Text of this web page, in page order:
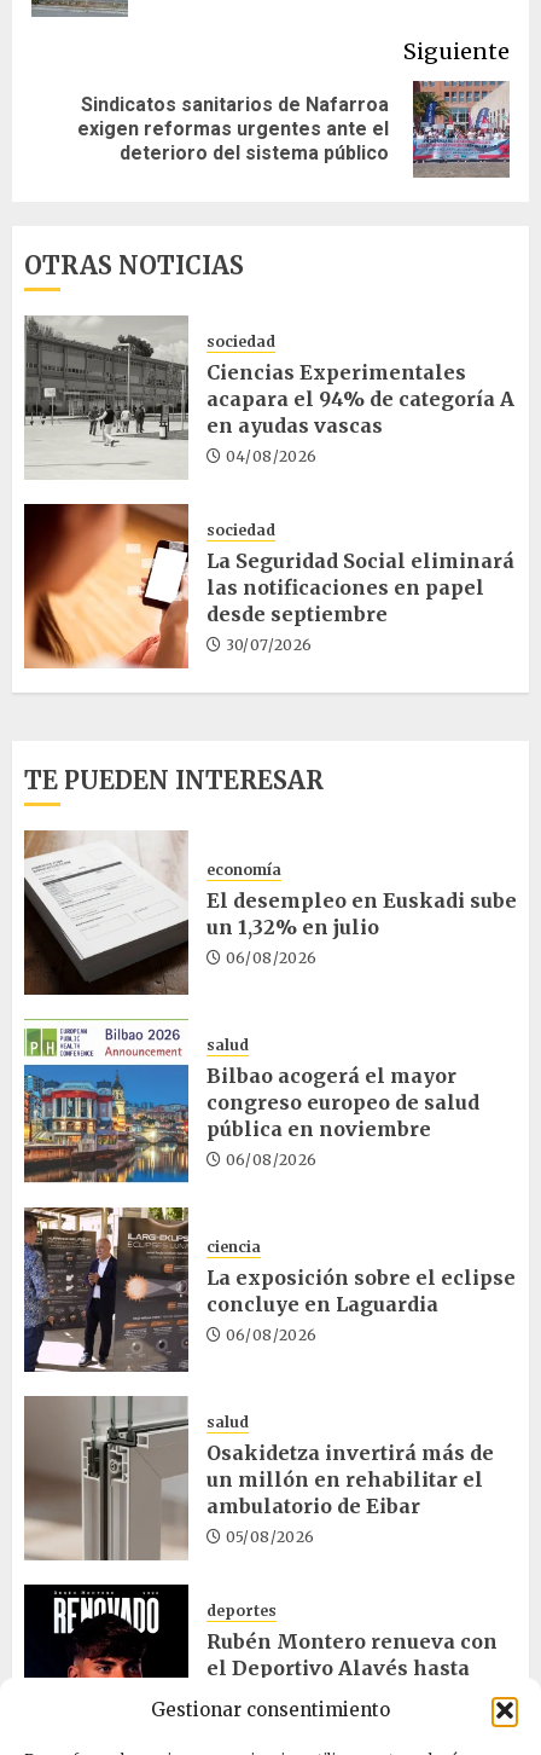
Gestionar consentimiento
Siguiente
Siguiente
entrada:
Sindicatos sanitarios de Nafarroa
exigen reformas urgentes ante el
deterioro del sistema público
OTRAS NOTICIAS
sociedad
Ciencias Experimentales
acapara el 94% de categoría A
en ayudas vascas
04/08/2026
sociedad
La Seguridad Social eliminará
las notificaciones en papel
desde septiembre
30/07/2026
TE PUEDEN INTERESAR
economía
El desempleo en Euskadi sube
un 1,32% en julio
06/08/2026
salud
Bilbao acogerá el mayor
congreso europeo de salud
pública en noviembre
06/08/2026
ciencia
La exposición sobre el eclipse
concluye en Laguardia
06/08/2026
salud
Osakidetza invertirá más de
un millón en rehabilitar el
ambulatorio de Eibar
05/08/2026
deportes
Rubén Montero renueva con
el Deportivo Alavés hasta